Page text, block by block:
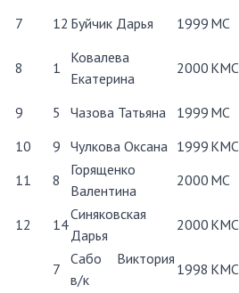
7
12 Буйчик Дарья 1999 МС
8
1
Ковалева
Екатерина
2000 КМС
9
5 Чазова Татьяна 1999 МС
10
9 Чулкова Оксана 1999 КМС
11
8
Горященко
Валентина
2000 МС
12
14
Синяковская
Дарья
2000 КМС
7
Сабо Виктория
в/к
1998 КМС